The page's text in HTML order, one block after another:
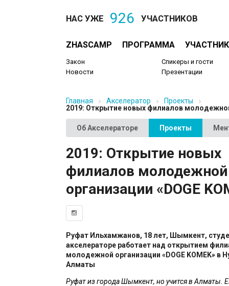
НАС УЖЕ 926 УЧАСТНИКОВ
ZHASCAMP ПРОГРАММА
Закон
Новости
Спикеры и гости
Презентации
Главная Акселератор
Проекты
2019: Открытие новых филиалов молодежной
Об Акселераторе Проекты
2019: Открытие новых
филиалов молодежной
организации «DOGE
Руфат Ильхамжанов, 18 лет, Шымкент,
акселераторе работает над открытием
молодежной организации «DOGE KOMEK» в
Алматы
Руфат из города Шымкент, но учится в Алматы.